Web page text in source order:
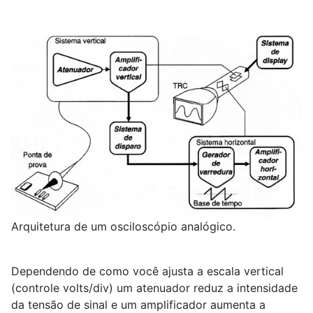
Arquitetura de um osciloscópio analógico.
Dependendo de como você ajusta a escala vertical
(controle volts/div) um atenuador reduz a intensidade
da tensão de sinal e um amplificador aumenta a